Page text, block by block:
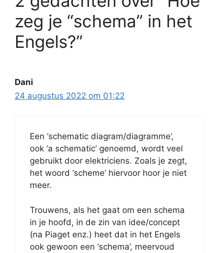
zeg je “schema” in het
Engels?”
Dani
24 augustus 2022 om 01:22
Een ‘schematic diagram/diagramme’,
ook ‘a schematic’ genoemd, wordt veel
gebruikt door elektriciens. Zoals je zegt,
het woord ‘scheme’ hiervoor hoor je niet
meer.
Trouwens, als het gaat om een schema
in je hoofd, in de zin van idee/concept
(na Piaget enz.) heet dat in het Engels
ook gewoon een ‘schema’, meervoud